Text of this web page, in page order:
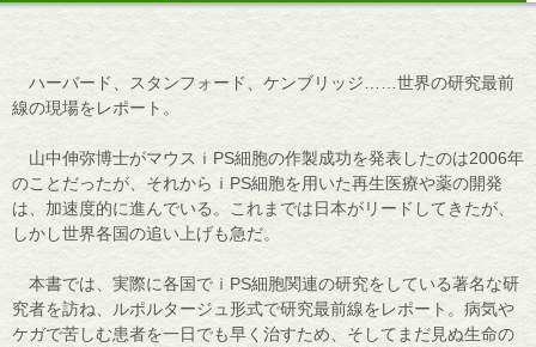
ハーバード、スタンフォード、ケンブリッジ……世界の研究最前
線の現場をレポート。
山中伸弥博士がマウスｉPS細胞の作製成功を発表したのは2006年
のことだったが、それからｉPS細胞を用いた再生医療や薬の開発
は、加速度的に進んでいる。これまでは日本がリードしてきたが、
しかし世界各国の追い上げも急だ。
本書では、実際に各国でｉPS細胞関連の研究をしている著名な研
究者を訪ね、ルポルタージュ形式で研究最前線をレポート。病気や
ケガで苦しむ患者を一日でも早く治すため、そしてまだ見ぬ生命の